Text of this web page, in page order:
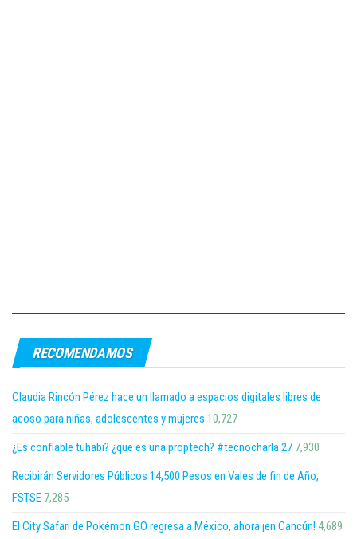
RECOMENDAMOS
Claudia Rincón Pérez hace un llamado a espacios digitales libres de
acoso para niñas, adolescentes y mujeres 10,727
¿Es confiable tuhabi? ¿que es una proptech? #tecnocharla 27 7,930
Recibirán Servidores Públicos 14,500 Pesos en Vales de fin de Año,
FSTSE 7,285
El City Safari de Pokémon GO regresa a México, ahora ¡en Cancún! 4,689